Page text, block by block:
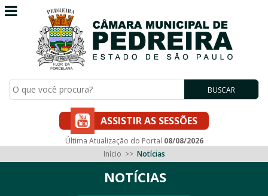
BUSCAR
ASSISTIR AS SESSÕES
Última Atualização do Portal 08/08/2026
Início >> Notícias
NOTÍCIAS